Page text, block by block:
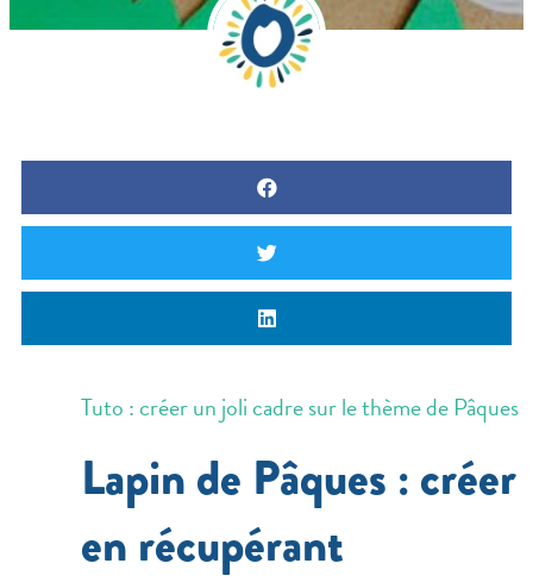
Tuto : créer un joli cadre sur le thème de Pâques
Lapin de Pâques : créer
en récupérant